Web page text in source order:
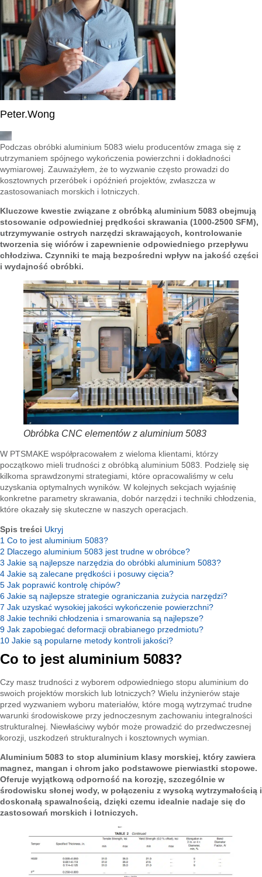
Peter.Wong
Podczas obróbki aluminium 5083 wielu producentów zmaga się z
utrzymaniem spójnego wykończenia powierzchni i dokładności
wymiarowej. Zauważyłem, że to wyzwanie często prowadzi do
kosztownych przeróbek i opóźnień projektów, zwłaszcza w
zastosowaniach morskich i lotniczych.
Kluczowe kwestie związane z obróbką aluminium 5083 obejmują
stosowanie odpowiedniej prędkości skrawania (1000-2500 SFM),
utrzymywanie ostrych narzędzi skrawających, kontrolowanie
tworzenia się wiórów i zapewnienie odpowiedniego przepływu
chłodziwa. Czynniki te mają bezpośredni wpływ na jakość części
i wydajność obróbki.
Obróbka CNC elementów z aluminium 5083
W PTSMAKE współpracowałem z wieloma klientami, którzy
początkowo mieli trudności z obróbką aluminium 5083. Podzielę się
kilkoma sprawdzonymi strategiami, które opracowaliśmy w celu
uzyskania optymalnych wyników. W kolejnych sekcjach wyjaśnię
konkretne parametry skrawania, dobór narzędzi i techniki chłodzenia,
które okazały się skuteczne w naszych operacjach.
Spis treści Ukryj
1 Co to jest aluminium 5083?
2 Dlaczego aluminium 5083 jest trudne w obróbce?
3 Jakie są najlepsze narzędzia do obróbki aluminium 5083?
4 Jakie są zalecane prędkości i posuwy cięcia?
5 Jak poprawić kontrolę chipów?
6 Jakie są najlepsze strategie ograniczania zużycia narzędzi?
7 Jak uzyskać wysokiej jakości wykończenie powierzchni?
8 Jakie techniki chłodzenia i smarowania są najlepsze?
9 Jak zapobiegać deformacji obrabianego przedmiotu?
10 Jakie są popularne metody kontroli jakości?
Co to jest aluminium 5083?
Czy masz trudności z wyborem odpowiedniego stopu aluminium do
swoich projektów morskich lub lotniczych? Wielu inżynierów staje
przed wyzwaniem wyboru materiałów, które mogą wytrzymać trudne
warunki środowiskowe przy jednoczesnym zachowaniu integralności
strukturalnej. Niewłaściwy wybór może prowadzić do przedwczesnej
korozji, uszkodzeń strukturalnych i kosztownych wymian.
Aluminium 5083 to stop aluminium klasy morskiej, który zawiera
magnez, mangan i chrom jako podstawowe pierwiastki stopowe.
Oferuje wyjątkową odporność na korozję, szczególnie w
środowisku słonej wody, w połączeniu z wysoką wytrzymałością i
doskonałą spawalnością, dzięki czemu idealnie nadaje się do
zastosowań morskich i lotniczych.